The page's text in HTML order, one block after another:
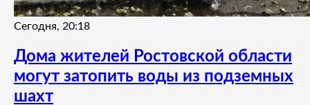
Сегодня, 20:18
Дома жителей Ростовской области
могут затопить воды из подземных
шахт